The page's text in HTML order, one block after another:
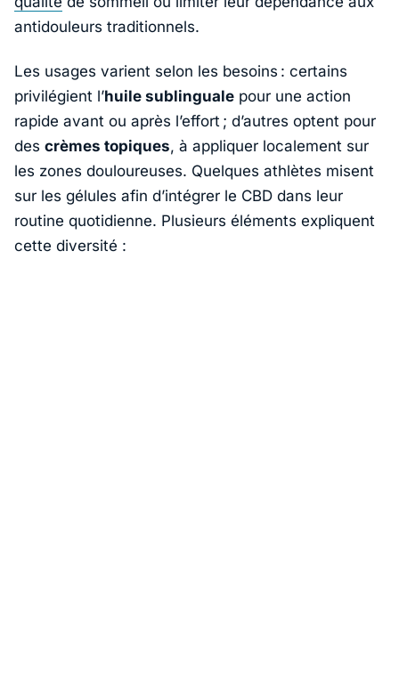
antidouleurs traditionnels.
Les usages varient selon les besoins : certains
privilégient l’huile sublinguale pour une action
rapide avant ou après l’effort ; d’autres optent pour
des crèmes topiques, à appliquer localement sur
les zones douloureuses. Quelques athlètes misent
sur les gélules afin d’intégrer le CBD dans leur
routine quotidienne. Plusieurs éléments expliquent
cette diversité :